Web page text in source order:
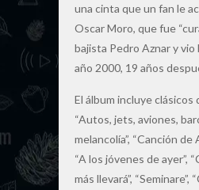
una cinta que un fan le
Oscar Moro, que fue
bajista Pedro Aznar y vio
año 2000, 19 años
El álbum incluye clásicos
“Autos, jets, aviones,
melancolía”, “Canción de
“A los jóvenes de ayer”,
más llevará”, “Seminare”,